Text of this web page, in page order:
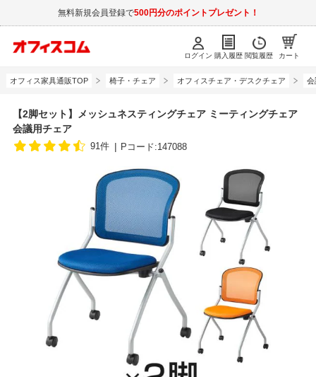
無料新規会員登録で500円分のポイントプレゼント！
ログイン 購入履歴 閲覧履歴 カート
オフィス家具通販TOP 椅子・チェア オフィスチェア・デスクチェア 会
【2脚セット】メッシュネスティングチェア ミーティングチェア
会議用チェア
91件 Pコード:147088